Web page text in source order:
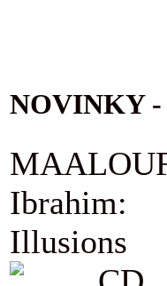
NOVINKY
Ibrahim:
Illusions